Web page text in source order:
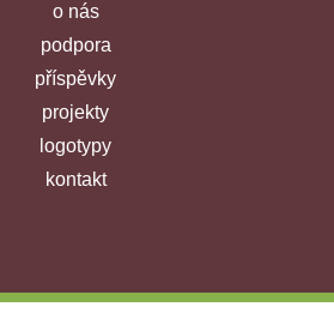
o nás
podpora
příspěvky
projekty
logotypy
kontakt